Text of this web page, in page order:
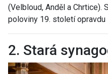
(Velbloud, Anděl a Chrtice).
poloviny 19. století opravdu
2. Stará